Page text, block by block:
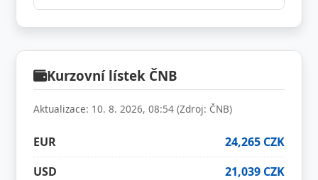
Kurzovní lístek ČNB
Aktualizace: 10. 8. 2026, 08:54 (Zdroj: ČNB)
EUR
24,265 CZK
USD
21,039 CZK